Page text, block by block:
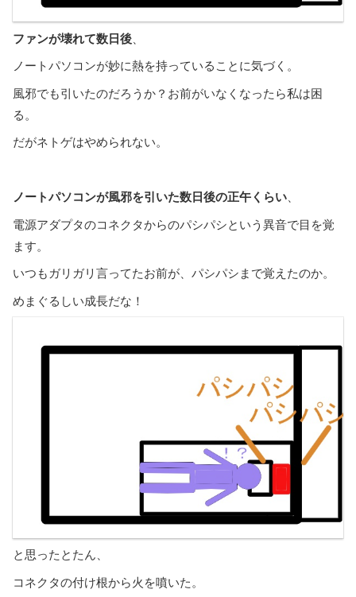
ファンが壊れて数日後
ノートパソコンが妙に熱を持っていることに気づく。
風邪でも引いたのだろうか？お前がいなくなったら私は困
る。
だがネトゲはやめられない。
ノートパソコンが風邪を引いた数日後の正午くらい、
電源アダプタのコネクタからのパシパシという異音で目を覚
ます。
いつもガリガリ言ってたお前が、パシパシまで覚えたのか。
めまぐるしい成長だな！
と思ったとたん、
コネクタの付け根から火を噴いた。